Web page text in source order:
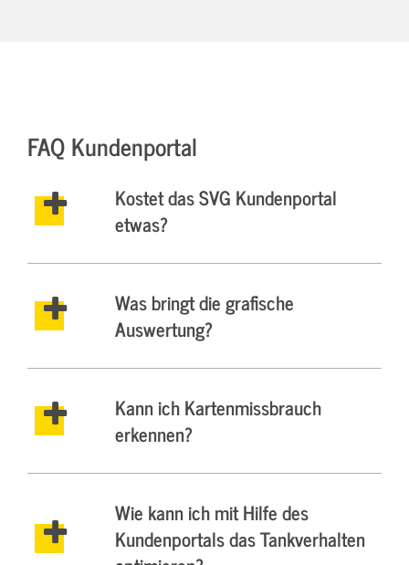
FAQ Kundenportal
Kostet das SVG Kundenportal
etwas?
Was bringt die grafische
Auswertung?
Kann ich Kartenmissbrauch
erkennen?
Wie kann ich mit Hilfe des
Kundenportals das Tankverhalten